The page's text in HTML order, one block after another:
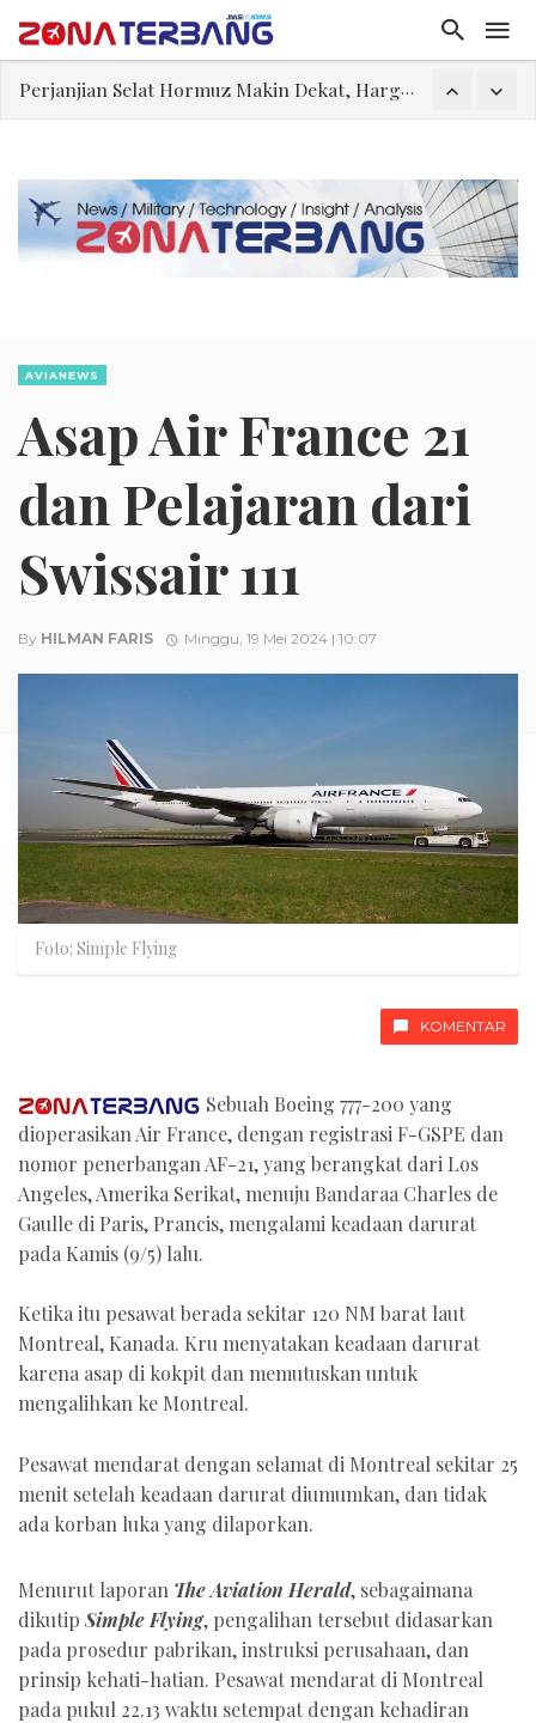
Pakar: Ekonomi Dekati Titik Hancur, Presiden: Tekanan Asing Jadi Pemicu Krisis
Abdul El-Sayed Selangkah Lagi Menuju Senat AS
Tiongkok Pamerkan Jet Pembom H-6N
Masuki Fase Penting, Ini Posisi Iran, AS, dan Oman dalam Perjanjian Selat Hormuz
AVIANEWS
Asap Air France 21
dan Pelajaran dari
Swissair 111
By HILMAN FARIS Minggu, 19 Mei 2024 | 10:07
Foto: Simple Flying
KOMENTAR
Sebuah Boeing 777-200 yang
dioperasikan Air France, dengan registrasi F-GSPE dan
nomor penerbangan AF-21, yang berangkat dari Los
Angeles, Amerika Serikat, menuju Bandaraa Charles de
Gaulle di Paris, Prancis, mengalami keadaan darurat
pada Kamis (9/5) lalu.
Ketika itu pesawat berada sekitar 120 NM barat laut
Montreal, Kanada. Kru menyatakan keadaan darurat
karena asap di kokpit dan memutuskan untuk
mengalihkan ke Montreal.
Pesawat mendarat dengan selamat di Montreal sekitar 25
menit setelah keadaan darurat diumumkan, dan tidak
ada korban luka yang dilaporkan.
Menurut laporan The Aviation Herald, sebagaimana
dikutip Simple Flying, pengalihan tersebut didasarkan
pada prosedur pabrikan, instruksi perusahaan, dan
prinsip kehati-hatian. Pesawat mendarat di Montreal
pada pukul 22.13 waktu setempat dengan kehadiran